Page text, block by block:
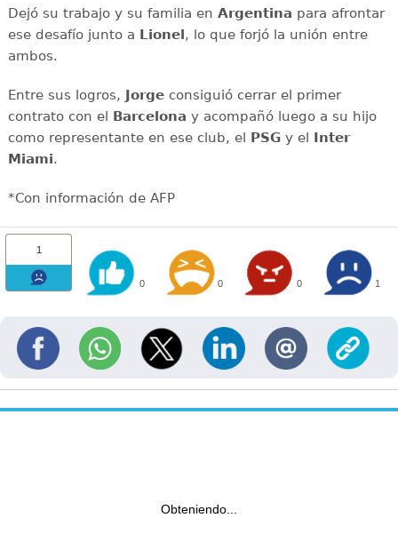
Dejó su trabajo y su familia en Argentina para afrontar
ese desafío junto a Lionel, lo que forjó la unión entre
ambos.
Entre sus logros, Jorgeconsiguió cerrar el primer
contrato con el Barcelona y acompañó luego a su hijo
como representante en ese club, el PSGy el Inter
Miami.
*Con información de AFP
1
0 0 0 1
Obteniendo...